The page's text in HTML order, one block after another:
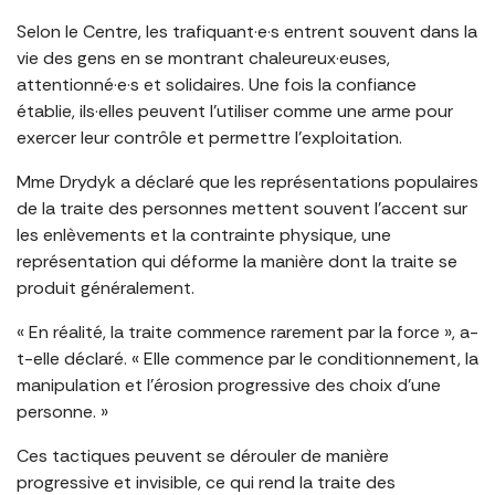
Selon le Centre, les trafiquant·e·s entrent souvent dans la
vie des gens en se montrant chaleureux·euses,
attentionné·e·s et solidaires. Une fois la confiance
établie, ils·elles peuvent l’utiliser comme une arme pour
exercer leur contrôle et permettre l’exploitation.
Mme Drydyk a déclaré que les représentations populaires
de la traite des personnes mettent souvent l’accent sur
les enlèvements et la contrainte physique, une
représentation qui déforme la manière dont la traite se
produit généralement.
« En réalité, la traite commence rarement par la force », a-
t-elle déclaré. « Elle commence par le conditionnement, la
manipulation et l’érosion progressive des choix d’une
personne. »
Ces tactiques peuvent se dérouler de manière
progressive et invisible, ce qui rend la traite des